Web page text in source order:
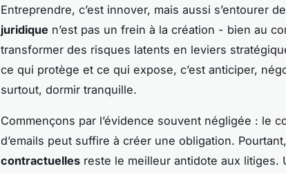
Entreprendre, c’est innover, mais aussi s’entourer
juridique n’est pas un frein à la création - bien au
transformer des risques latents en leviers
ce qui protège et ce qui expose, c’est anticiper,
surtout, dormir tranquille.
Commençons par l’évidence souvent négligée : le
d’emails peut suffire à créer une obligation.
contractuelles reste le meilleur antidote aux litiges.